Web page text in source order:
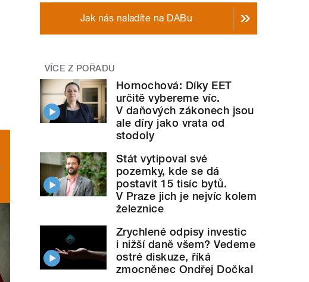
Jak nás naladíte na DABu
VÍCE Z POŘADU
Hornochová: Díky EET
určitě vybereme víc.
V daňových zákonech jsou
ale díry jako vrata od
stodoly
Stát vytipoval své
pozemky, kde se dá
postavit 15 tisíc bytů.
V Praze jich je nejvíc kolem
železnice
Zrychlené odpisy investic
i nižší daně všem? Vedeme
ostré diskuze, říká
zmocněnec Ondřej Dočkal